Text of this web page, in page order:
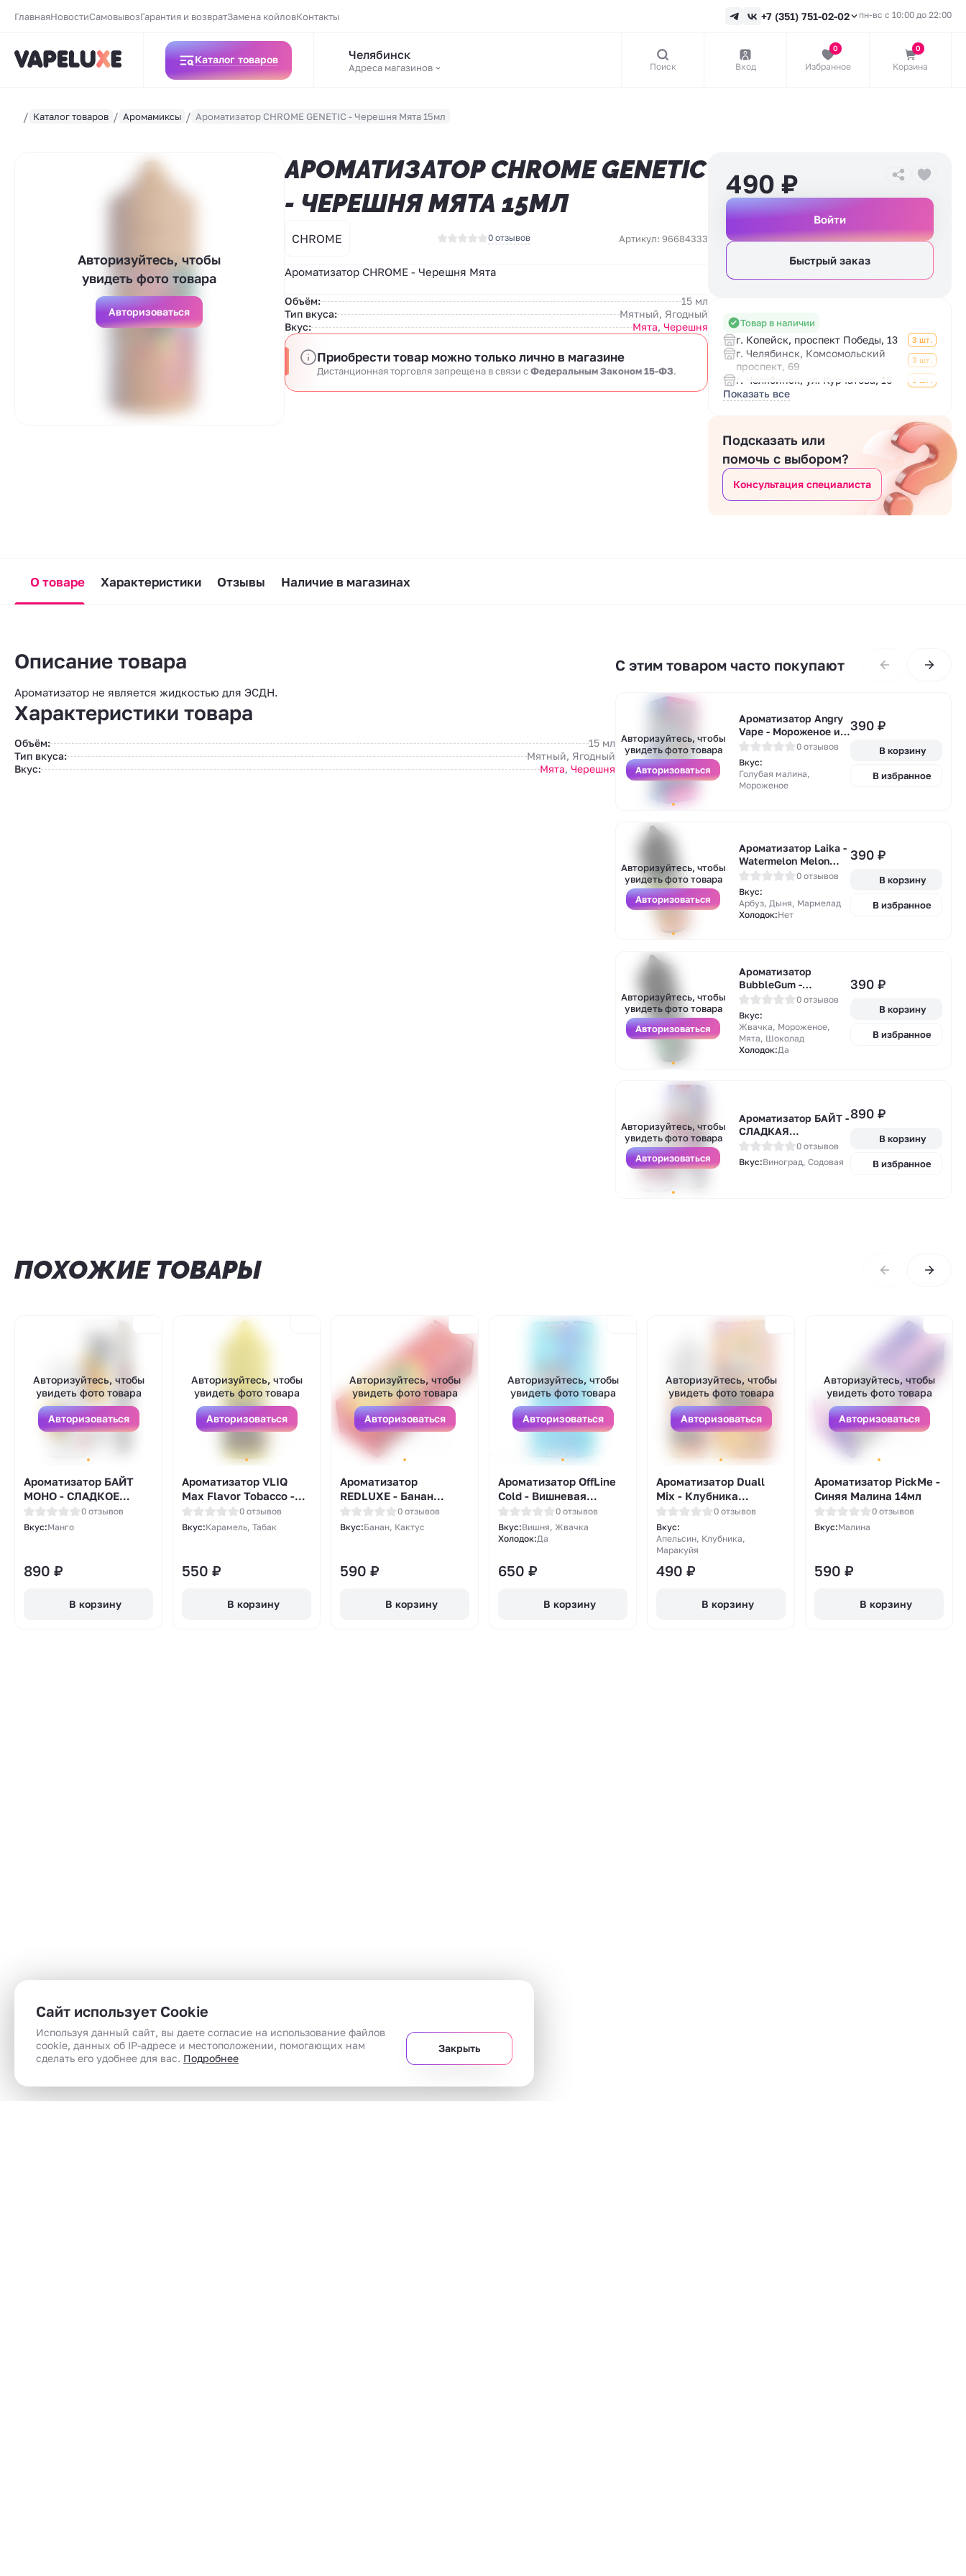
ГлавнаяНовостиСамовывозГарантия и возвратЗамена койловКонтакты +7 (351) 751-02-02 пн-вс с 10:00 до 22:00
Каталог товаров Челябинск
Адреса магазинов Поиск Вход
0
Избранное
0
Корзина
Каталог товаров Аромамиксы Ароматизатор CHROME GENETIC - Черешня Мята 15мл
Авторизуйтесь, чтобы
увидеть фото товара
Авторизоваться
АРОМАТИЗАТОР CHROME GENETIC
- ЧЕРЕШНЯ МЯТА 15МЛ
CHROME 0 отзывов Артикул: 96684333
Ароматизатор CHROME - Черешня Мята
Объём:
15 мл
Тип вкуса:
Мятный, Ягодный
Вкус:
Мята, Черешня
Приобрести товар можно только лично в магазине
Дистанционная торговля запрещена в связи cФедеральным Законом 15-ФЗ.
490 ₽
Войти
Быстрый заказ
Товар в наличии
г. Копейск, проспект Победы, 13 3 шт.
г. Челябинск, Комсомольский
проспект, 69
3 шт.
г. Челябинск, ул. Курчатова, 16
Показать все
Подсказать или
помочь с выбором?
Консультация специалиста
О товаре Характеристики Отзывы Наличие в магазинах
Описание товара
Ароматизатор не является жидкостью для ЭСДН.
Характеристики товара
Объём:
15 мл
Тип вкуса:
Мятный, Ягодный
Вкус:
Мята, Черешня
С этим товаром часто покупают
Авторизуйтесь, чтобы
увидеть фото товара
Авторизоваться
Ароматизатор Angry
Vape - Мороженое из
Голубой Малины 14мл
0 отзывов
Вкус:
Голубая малина,
Мороженое
390 ₽
В корзину
В избранное
Авторизуйтесь, чтобы
увидеть фото товара
Авторизоваться
Ароматизатор Laika -
Watermelon Melon
Gummies
(мармеладные мишки
из арбуза и дыни) 13
мл
0 отзывов
Вкус:
Арбуз, Дыня, Мармелад
Холодок:Нет
390 ₽
В корзину
В избранное
Авторизуйтесь, чтобы
увидеть фото товара
Авторизоваться
Ароматизатор
BubbleGum -
Шоколадное
мороженное с мятой
и лед 13 мл
0 отзывов
Вкус:
Жвачка, Мороженое,
Мята, Шоколад
Холодок:Да
390 ₽
В корзину
В избранное
Авторизуйтесь, чтобы
увидеть фото товара
Авторизоваться
Ароматизатор БАЙТ -
СЛАДКАЯ
ВИНОГРАДНАЯ
СОДОВАЯ 37мл
0 отзывов
Вкус:Виноград, Содовая
890 ₽
В корзину
В избранное
ПОХОЖИЕ ТОВАРЫ
Авторизуйтесь, чтобы
увидеть фото товара
Авторизоваться
Ароматизатор БАЙТ
МОНО - СЛАДКОЕ
МАНГО 37мл0 отзывов
Вкус:Манго
890 ₽
В корзину
Авторизуйтесь, чтобы
увидеть фото товара
Авторизоваться
Ароматизатор VLIQ
Max Flavor Tobacco -
Табак Карамель
(Caramel Smooth
0 отзывов
Вкус:Карамель, Табак
550 ₽
В корзину
Авторизуйтесь, чтобы
увидеть фото товара
Авторизоваться
Ароматизатор
REDLUXE - Банан
Кактус 14мл0 отзывов
Вкус:Банан, Кактус
590 ₽
В корзину
Авторизуйтесь, чтобы
увидеть фото товара
Авторизоваться
Ароматизатор OffLine
Cold - Вишневая
Жвачка 14мл0 отзывов
Вкус:Вишня, Жвачка
Холодок:Да
650 ₽
В корзину
Авторизуйтесь, чтобы
увидеть фото товара
Авторизоваться
Ароматизатор Duall
Mix - Клубника
Апельсин Маракуйа
13мл
0 отзывов
Вкус:
Апельсин, Клубника,
Маракуйя
490 ₽
В корзину
Авторизуйтесь, чтобы
увидеть фото товара
Авторизоваться
Ароматизатор PickMe -
Синяя Малина 14мл
0 отзывов
Вкус:Малина
590 ₽
В корзину
Сайт использует Cookie
Используя данный сайт, вы даете согласие на использование файлов
cookie, данных об IP-адресе и местоположении, помогающих нам
сделать его удобнее для вас. Подробнее
Закрыть